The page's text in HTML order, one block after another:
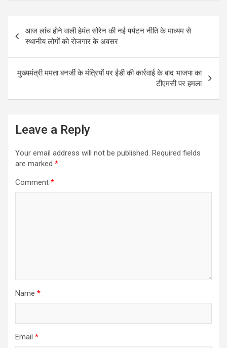
b
o
o
k
er
s
A
p
p
e
navigation
आज लांच होने वाली हेमंत सोरेन की नई पर्यटन नीति के माध्यम से
स्थानीय लोगों को रोजगार के अवसर
मुख्यमंत्री ममता बनर्जी के मंत्रियों पर ईडी की कार्रवाई के बाद भाजपा का
टीएमसी पर हमला
Leave a Reply
Your email address will not be published. Required fields
are marked *
Comment *
Name *
Email *